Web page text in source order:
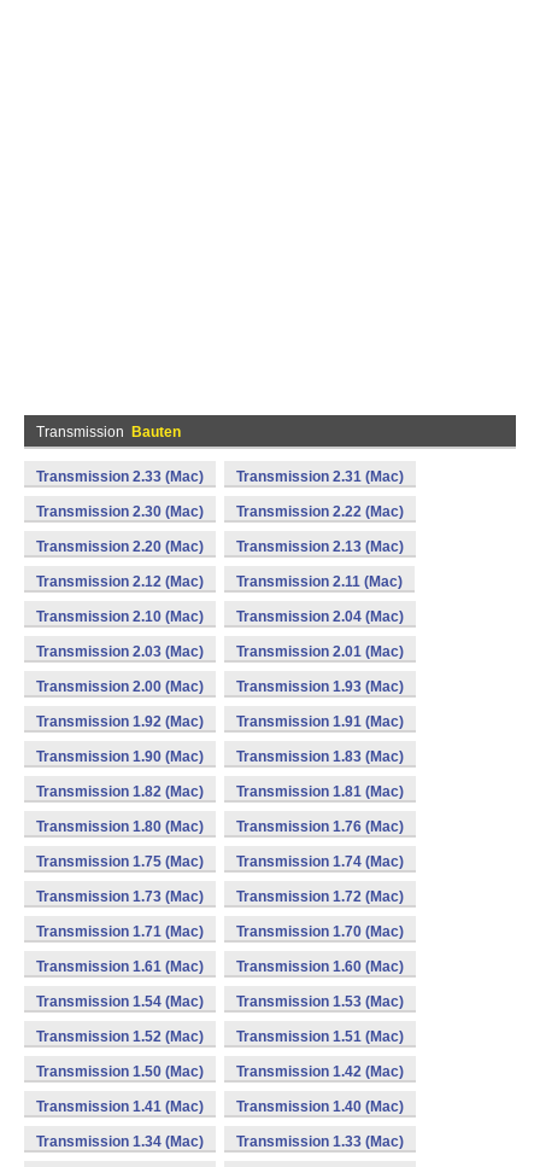
Transmission Bauten
Transmission 2.33 (Mac) Transmission 2.31 (Mac)
Transmission 2.30 (Mac) Transmission 2.22 (Mac)
Transmission 2.20 (Mac) Transmission 2.13 (Mac)
Transmission 2.12 (Mac) Transmission 2.11 (Mac)
Transmission 2.10 (Mac) Transmission 2.04 (Mac)
Transmission 2.03 (Mac) Transmission 2.01 (Mac)
Transmission 2.00 (Mac) Transmission 1.93 (Mac)
Transmission 1.92 (Mac) Transmission 1.91 (Mac)
Transmission 1.90 (Mac) Transmission 1.83 (Mac)
Transmission 1.82 (Mac) Transmission 1.81 (Mac)
Transmission 1.80 (Mac) Transmission 1.76 (Mac)
Transmission 1.75 (Mac) Transmission 1.74 (Mac)
Transmission 1.73 (Mac) Transmission 1.72 (Mac)
Transmission 1.71 (Mac) Transmission 1.70 (Mac)
Transmission 1.61 (Mac) Transmission 1.60 (Mac)
Transmission 1.54 (Mac) Transmission 1.53 (Mac)
Transmission 1.52 (Mac) Transmission 1.51 (Mac)
Transmission 1.50 (Mac) Transmission 1.42 (Mac)
Transmission 1.41 (Mac) Transmission 1.40 (Mac)
Transmission 1.34 (Mac) Transmission 1.33 (Mac)